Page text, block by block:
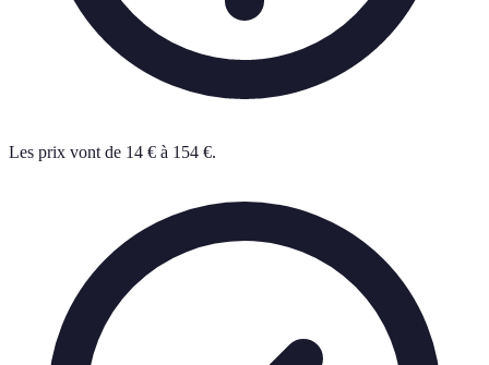
Les prix vont de 14 € à 154 €.